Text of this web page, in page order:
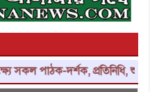
পাঠক-দর্শক, প্রতিনিধি,